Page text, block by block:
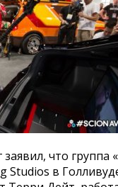
что группа
Studios в